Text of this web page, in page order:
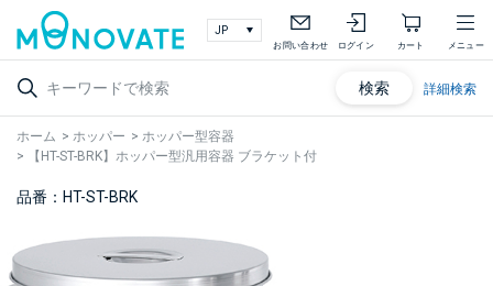
お問い合わせ ログイン カート メニュー
検索 詳細検索
ホーム > ホッパー > ホッパー型容器
>
【HT-ST-BRK】ホッパー型汎用容器 ブラケット付
品番：HT-ST-BRK